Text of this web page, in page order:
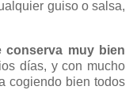
guiso o salsa,
conserva muy bien
días, y con mucho
cogiendo bien todos